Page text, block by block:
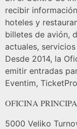
recibir
hoteles y
billetes de avión,
actuales,
Desde 2014, la
emitir entradas
Eventim,
OFICINA
5000 Veliko